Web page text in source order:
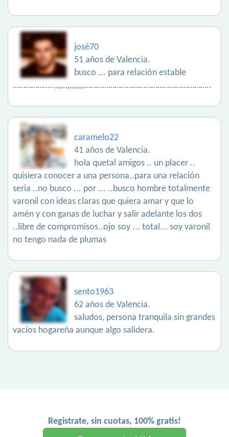
josé70
51 años de Valencia.
busco ... para relación estable
………………..,,,,.,,,,,,,,,……………………………………………………..
caramelo22
41 años de Valencia.
hola quetal amigos .. un placer ..
quisiera conocer a una persona..para una relación
seria ..no busco ... por ... ..busco hombre totalmente
varonil con ideas claras que quiera amar y que lo
amén y con ganas de luchar y salir adelante los dos
..libre de compromisos..ojo soy ... total... soy varonil
no tengo nada de plumas
sento1963
62 años de Valencia.
saludos, persona tranquila sin grandes
vacíos hogareña aunque algo salidera.
Registrate, sin cuotas, 100% gratis!